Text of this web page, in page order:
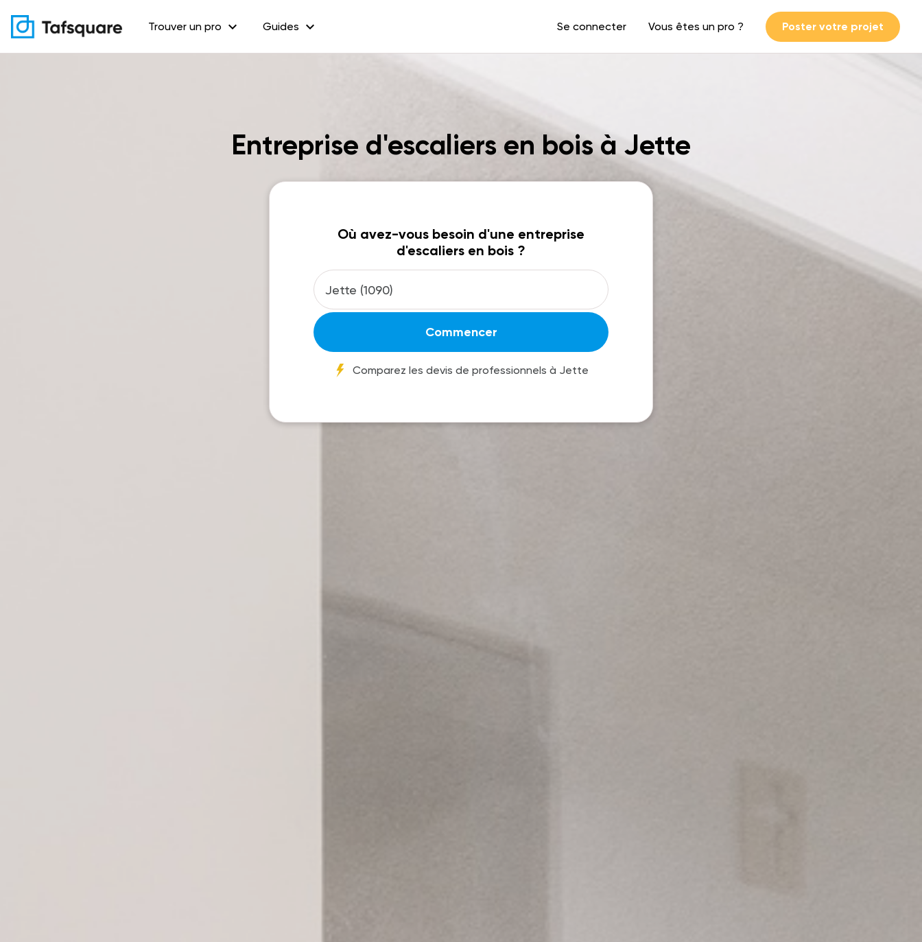
Trouver un pro expand_more Guides expand_more Se connecter Vous êtes un pro ? Poster votre projet
Entreprise d'escaliers en bois à Jette
Où avez-vous besoin d'une entreprise
d'escaliers en bois ?
Commencer
Comparez les devis de professionnels à Jette